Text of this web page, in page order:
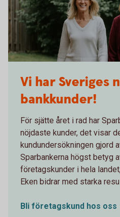
Vi har Sveriges
bankkunder!
För sjätte året i rad har
nöjdaste kunder, det visar
kundundersökningen gjord
Sparbankerna högst betyg
företagskunder i hela
Eken bidrar med starka
Bli företagskund hos oss